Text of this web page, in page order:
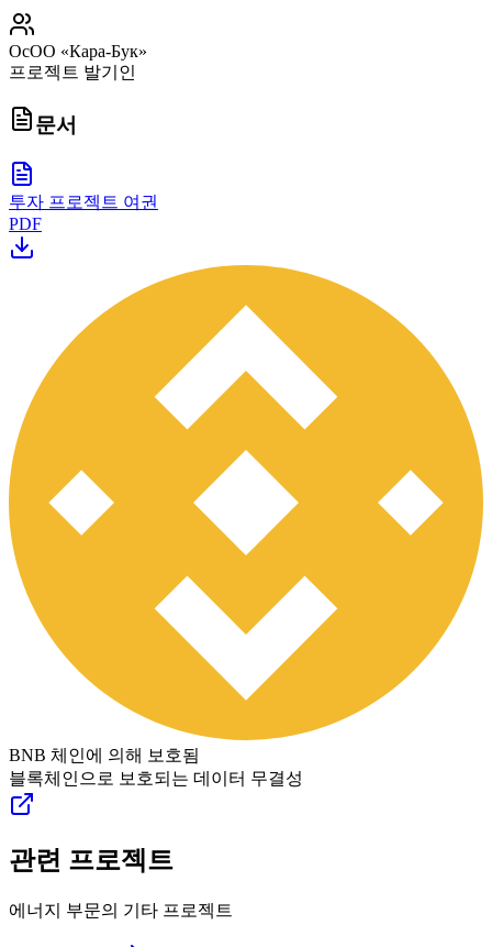
ОсОО «Кара-Бук»
프로젝트 발기인
문서
투자 프로젝트 여권
PDF
BNB 체인에 의해 보호됨
블록체인으로 보호되는 데이터 무결성
관련 프로젝트
에너지 부문의 기타 프로젝트